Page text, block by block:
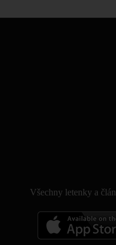
Všechny letenky a